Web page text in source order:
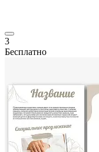
3
Бесплатно